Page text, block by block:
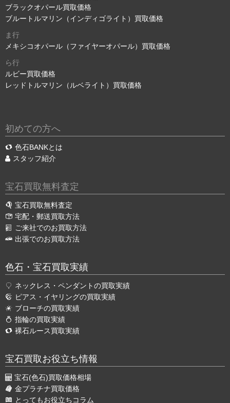
ブラックオパール買取価格
ブルートルマリン（インディゴライト）買取価格
ま行
メキシコオパール（ファイヤーオパール）買取価格
ら行
ルビー買取価格
レッドトルマリン（ルベライト）買取価格
初めての方へ
色石BANKとは
スタッフ紹介
宝石買取無料査定
宝石買取無料査定
宅配・郵送買取方法
ご来社でのお買取方法
出張でのお買取方法
色石・宝石買取実績
ネックレス・ペンダントの買取実績
ピアス・イヤリングの買取実績
ブローチの買取実績
指輪の買取実績
裸石ルース買取実績
宝石買取お役立ち情報
宝石(色石)買取価格相場
金プラチナ買取価格
とってもお役立ちコラム